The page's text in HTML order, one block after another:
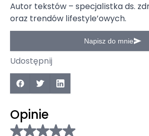
Autor tekstów – specjalistka ds.
oraz trendów lifestyle’owych.
Napisz do mnie
Udostępnij
Opinie